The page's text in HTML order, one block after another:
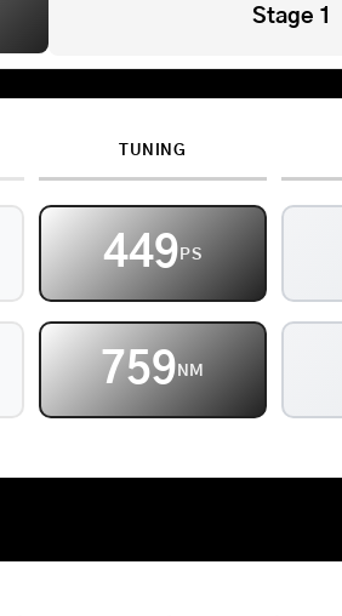
Kontakt
Stage 1
TUNING
449 PS
813 NM